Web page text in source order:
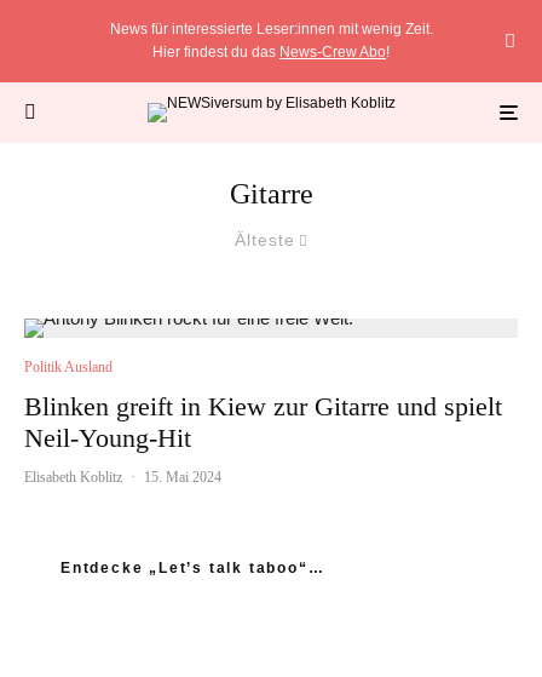
News für interessierte Leser:innen mit wenig Zeit.
Hier findest du das News-Crew Abo!
Gitarre
Älteste
Politik Ausland
Blinken greift in Kiew zur Gitarre und spielt
Neil-Young-Hit
Elisabeth Koblitz · 15. Mai 2024
Entdecke „Let’s talk taboo“…